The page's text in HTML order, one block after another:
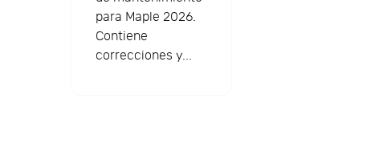
para Maple 2026.
Contiene
correcciones y...